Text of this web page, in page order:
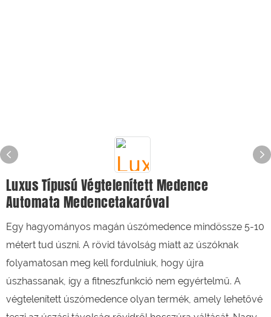
Luxus Típusú Végtelenített Medence
Automata Medencetakaróval
Egy hagyományos magán úszómedence mindössze 5-10
métert tud úszni. A rövid távolság miatt az úszóknak
folyamatosan meg kell fordulniuk, hogy újra
úszhassanak, így a fitneszfunkció nem egyértelmű. A
végtelenített úszómedence olyan termék, amely lehetővé